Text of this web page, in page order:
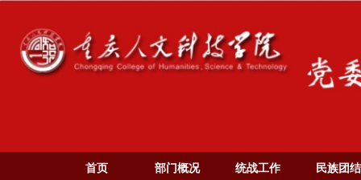
首页 部门概况 统战工作 民族团结